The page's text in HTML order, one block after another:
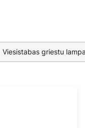
Viesistabas griestu